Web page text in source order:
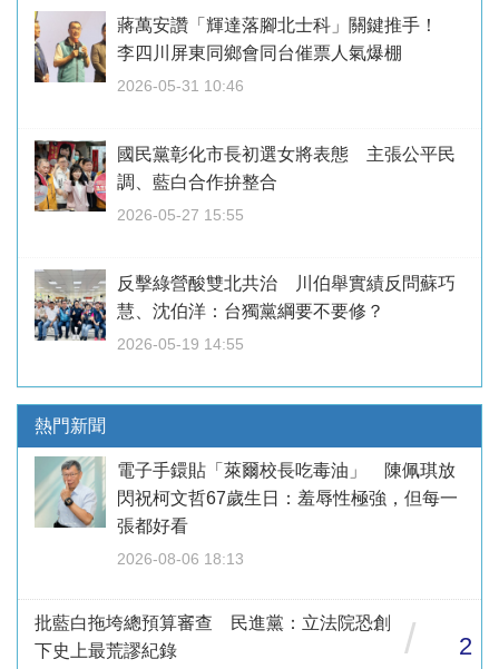
蔣萬安讚「輝達落腳北士科」關鍵推手！
李四川屏東同鄉會同台催票人氣爆棚
2026-05-31 10:46
國民黨彰化市長初選女將表態 主張公平民
調、藍白合作拚整合
2026-05-27 15:55
反擊綠營酸雙北共治 川伯舉實績反問蘇巧
慧、沈伯洋：台獨黨綱要不要修？
2026-05-19 14:55
熱門新聞
電子手鐶貼「萊爾校長吃毒油」 陳佩琪放
閃祝柯文哲67歲生日：羞辱性極強，但每一
張都好看
2026-08-06 18:13
批藍白拖垮總預算審查 民進黨：立法院恐創
下史上最荒謬紀錄
/ 2